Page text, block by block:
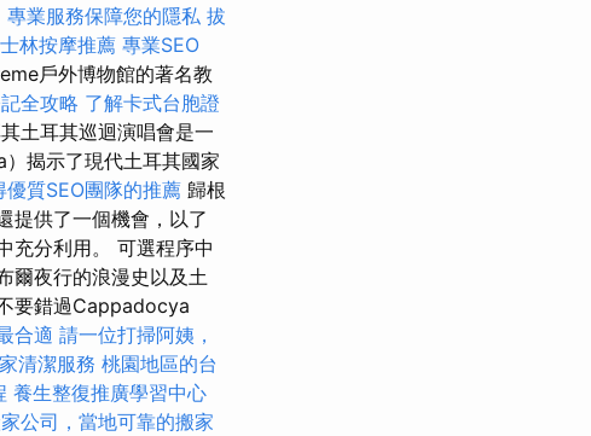
專業服務保障您的隱私 拔
士林按摩推薦 專業SEO
戶外博物館的著名教
全攻略 了解卡式台胞證
土耳其巡迴演唱會是一
揭示了現代土耳其國家
優質SEO團隊的推薦 歸根
提供了一個機會，以了
充分利用。 可選程序中
爾夜行的浪漫史以及土
要錯過Cappadocya
合適 請一位打掃阿姨，
清潔服務 桃園地區的台
養生整復推廣學習中心
公司，當地可靠的搬家